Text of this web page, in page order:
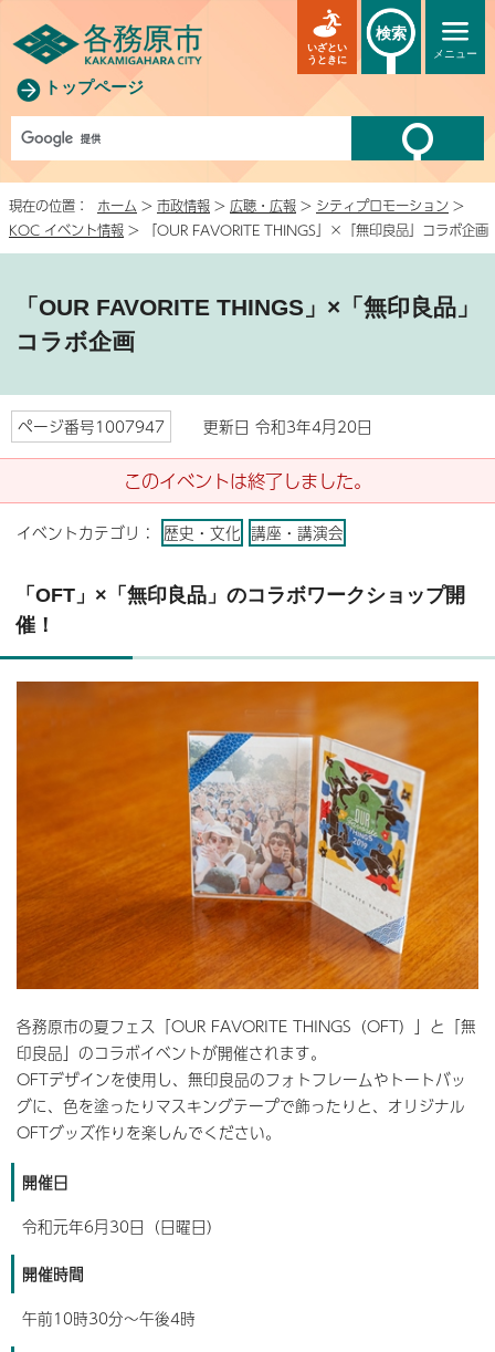
トップページ
メニュー
いざとい
うときに
検索
現在の位置： ホーム > 市政情報 > 広聴・広報 > シティプロモーション >
KOC イベント情報 > 「OUR FAVORITE THINGS」×「無印良品」コラボ企画
「OUR FAVORITE THINGS」×「無印良品」
コラボ企画
ページ番号1007947 更新日 令和3年4月20日
このイベントは終了しました。
イベントカテゴリ： 歴史・文化 講座・講演会
「OFT」×「無印良品」のコラボワークショップ開
催！
各務原市の夏フェス「OUR FAVORITE THINGS（OFT）」と「無
印良品」のコラボイベントが開催されます。
OFTデザインを使用し、無印良品のフォトフレームやトートバッ
グに、色を塗ったりマスキングテープで飾ったりと、オリジナル
OFTグッズ作りを楽しんでください。
開催日
令和元年6月30日（日曜日）
開催時間
午前10時30分～午後4時